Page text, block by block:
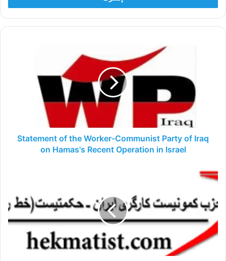
Communist
Hamas's
in
Israel
Statement of the Worker-Communist Party of Iraq
on Hamas's Recent Operation in Israel
لنضع
حد
الاجرام
هذه!
(حول
حرب
اسرائيل